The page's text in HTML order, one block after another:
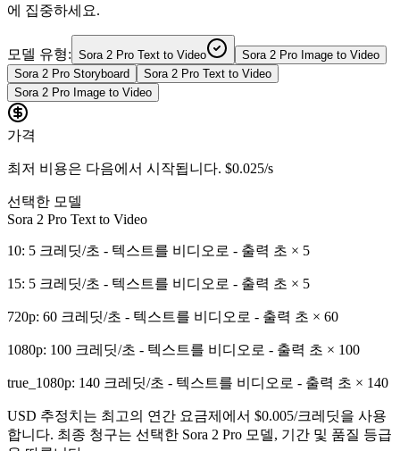
에 집중하세요.
모델 유형: Sora 2 Pro Text to Video
Sora 2 Pro Image to Video
Sora 2 Pro Storyboard
Sora 2 Pro Text to Video
Sora 2 Pro Image to Video
가격
최저 비용은 다음에서 시작됩니다. $0.025/s
선택한 모델
Sora 2 Pro Text to Video
10: 5 크레딧/초 - 텍스트를 비디오로 - 출력 초 × 5
15: 5 크레딧/초 - 텍스트를 비디오로 - 출력 초 × 5
720p: 60 크레딧/초 - 텍스트를 비디오로 - 출력 초 × 60
1080p: 100 크레딧/초 - 텍스트를 비디오로 - 출력 초 × 100
true_1080p: 140 크레딧/초 - 텍스트를 비디오로 - 출력 초 × 140
USD 추정치는 최고의 연간 요금제에서 $0.005/크레딧을 사용
합니다. 최종 청구는 선택한 Sora 2 Pro 모델, 기간 및 품질 등급